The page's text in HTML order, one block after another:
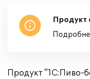
Продукт
Продукт "1C:Пиво-